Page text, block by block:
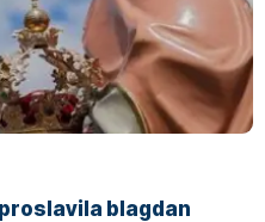
blagdan